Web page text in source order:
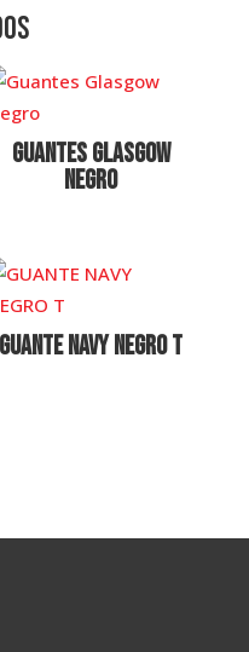
Guantes Glasgow
Negro
GUANTE NAVY NEGRO T